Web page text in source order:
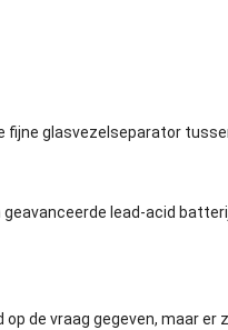
glasvezelseparator
lead-acid
de vraag gegeven, maar er